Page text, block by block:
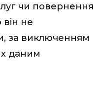
чи повернення
не
за виключенням
даним